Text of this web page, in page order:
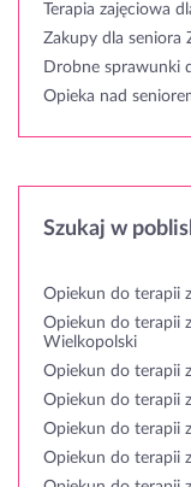
Terapia zajęciowa
Zakupy dla seniora
Drobne sprawunki
Opieka nad
Szukaj w
Opiekun do terapii
Opiekun do terapii
Wielkopolski
Opiekun do terapii
Opiekun do terapii
Opiekun do terapii
Opiekun do terapii